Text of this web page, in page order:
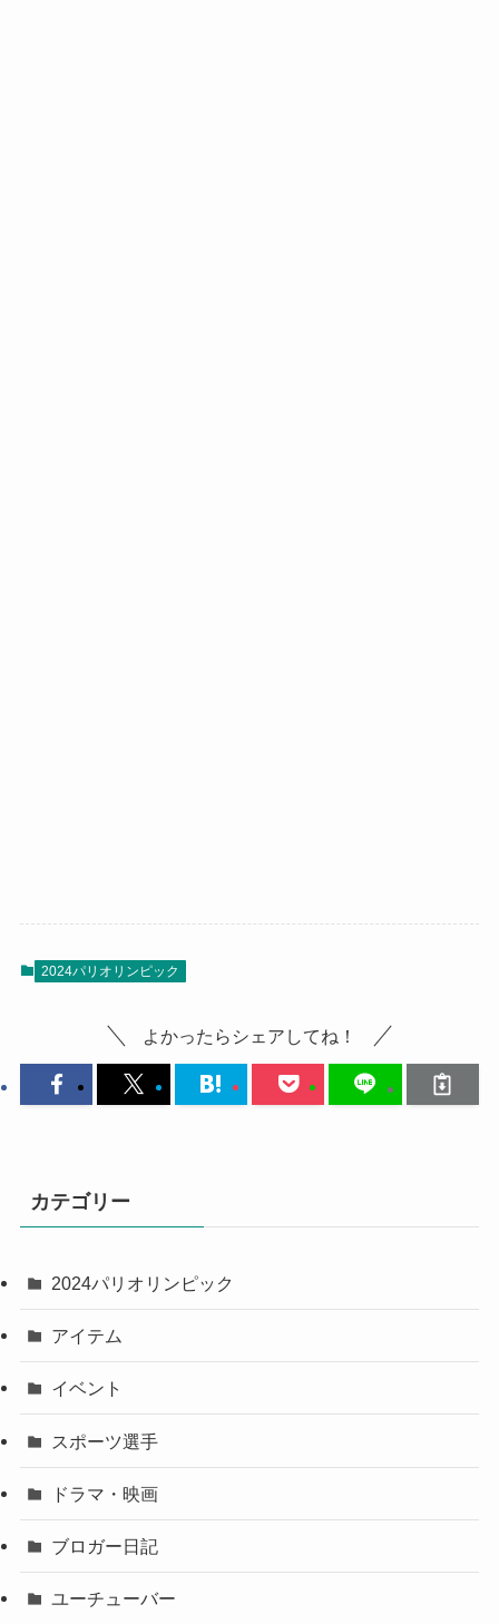
2024パリオリンピック
よかったらシェアしてね！
カテゴリー
2024パリオリンピック
アイテム
イベント
スポーツ選手
ドラマ・映画
ブロガー日記
ユーチューバー